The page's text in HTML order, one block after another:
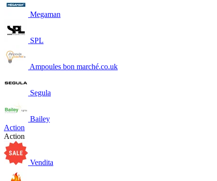
Megaman
SPL
Ampoules bon marché.co.uk
Segula
Bailey
Action
Action
Vendita